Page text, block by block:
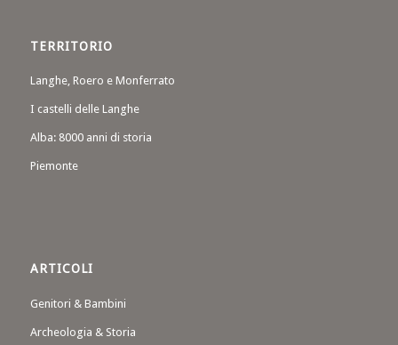
TERRITORIO
Langhe, Roero e Monferrato
I castelli delle Langhe
Alba: 8000 anni di storia
Piemonte
ARTICOLI
Genitori & Bambini
Archeologia & Storia